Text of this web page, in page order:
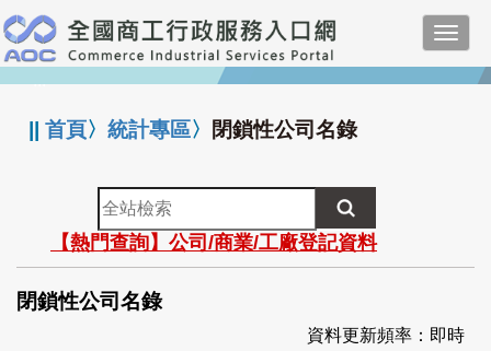
跳
到
主
要
:::
||首頁〉統計專區〉 閉鎖性公司名錄
全
站
檢
索
【熱門查詢】公司/商業/工廠登記資料
閉鎖性公司名錄
資料更新頻率：即時